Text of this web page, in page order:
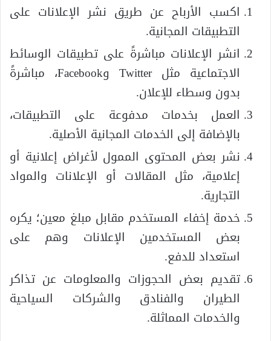
اكسب الأرباح عن طريق نشر الإعلانات على
التطبيقات المجانية.
انشر الإعلانات مباشرةً على تطبيقات الوسائط
الاجتماعية مثل Twitter وFacebook، مباشرةً
بدون وسطاء للإعلان.
العمل بخدمات مدفوعة على التطبيقات،
بالإضافة إلى الخدمات المجانية الأصلية.
نشر بعض المحتوى الممول لأغراض إعلانية أو
إعلامية، مثل المقالات أو الإعلانات والمواد
التجارية.
خدمة إخفاء المستخدم مقابل مبلغ معين؛ يكره
بعض المستخدمين الإعلانات وهم على
استعداد للدفع.
تقديم بعض الحجوزات والمعلومات عن تذاكر
الطيران والفنادق والشركات السياحية
والخدمات المماثلة.